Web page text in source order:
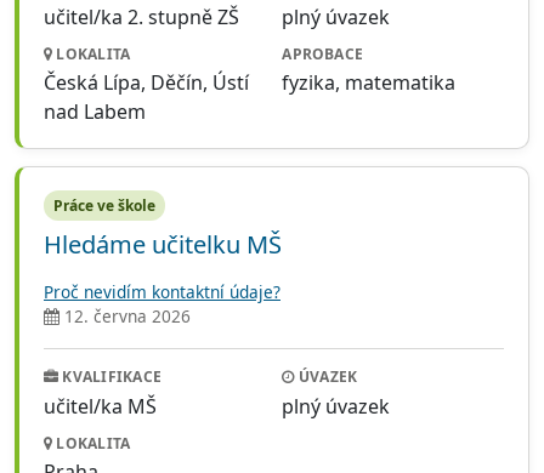
učitel/ka 2. stupně ZŠ plný úvazek
LOKALITA
Česká Lípa, Děčín, Ústí
nad Labem
APROBACE
fyzika, matematika
Práce ve škole
Hledáme učitelku MŠ
Proč nevidím kontaktní údaje?
12. června 2026
KVALIFIKACE
učitel/ka MŠ
ÚVAZEK
plný úvazek
LOKALITA